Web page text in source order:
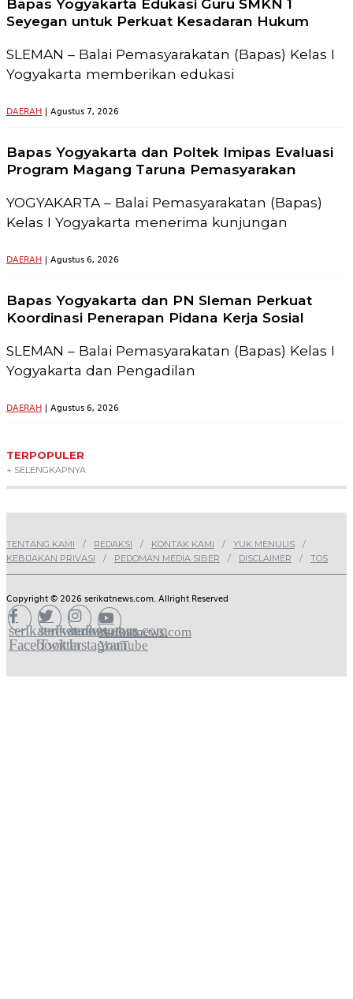
Bapas Yogyakarta Edukasi Guru SMKN 1
Seyegan untuk Perkuat Kesadaran Hukum
SLEMAN – Balai Pemasyarakatan (Bapas) Kelas I
Yogyakarta memberikan edukasi
DAERAH | Agustus 7, 2026
Bapas Yogyakarta dan Poltek Imipas Evaluasi
Program Magang Taruna Pemasyarakan
YOGYAKARTA – Balai Pemasyarakatan (Bapas)
Kelas I Yogyakarta menerima kunjungan
DAERAH | Agustus 6, 2026
Bapas Yogyakarta dan PN Sleman Perkuat
Koordinasi Penerapan Pidana Kerja Sosial
SLEMAN – Balai Pemasyarakatan (Bapas) Kelas I
Yogyakarta dan Pengadilan
DAERAH | Agustus 6, 2026
TERPOPULER
+ SELENGKAPNYA
TENTANG KAMI REDAKSI KONTAK KAMI
YUK MENULIS
KEBIJAKAN PRIVASI
PEDOMAN MEDIA SIBER DISCLAIMER TOS
Copyright © 2026 serikatnews.com. Allright Reserved
serikatnews.com
Facebook
serikatnews.com
Twitter
serikatnews.com
Instagram
serikatnews.com
YouTube